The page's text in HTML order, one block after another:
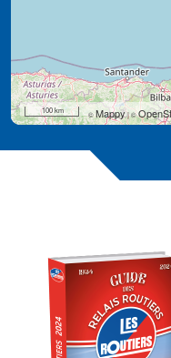
100 km ©Mappy|©